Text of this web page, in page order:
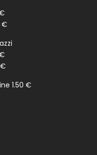
€
1.50 €